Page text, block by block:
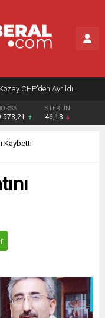
CHP’den Ayrıldı
STERLIN
46,18
Kaybetti